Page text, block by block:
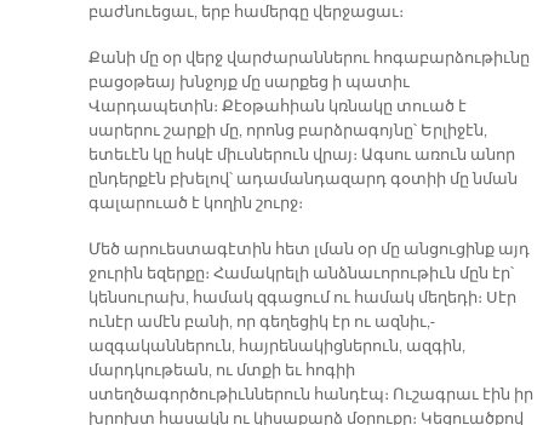
բաժնուեցաւ, երբ համերգը վերջացաւ։
Քանի մը օր վերջ վարժարաններու հոգաբարձութիւնը
բացօթեայ խնջոյք մը սարքեց ի պատիւ
Վարդապետին։ Քէօթահիան կռնակը տուած է
սարերու շարքի մը, որոնց բարձրագոյնը՝ Երլիջէն,
ետեւէն կը հսկէ միւսներուն վրայ։ Ագսու առուն անոր
ընդերքէն բխելով՝ ադամանդազարդ գօտիի մը նման
գալարուած է կողին շուրջ։
Մեծ արուեստագէտին հետ լման օր մը անցուցինք այդ
ջուրին եզերքը։ Համակրելի անձնաւորութիւն մըն էր՝
կենսուրախ, համակ զգացում ու համակ մեղեդի։ Սէր
ունէր ամէն բանի, որ գեղեցիկ էր ու ազնիւ,-
ազգականներուն, հայրենակիցներուն, ազգին,
մարդկութեան, ու մտքի եւ հոգիի
ստեղծագործութիւններուն հանդէպ։ Ուշագրաւ էին իր
խրոխտ հասակն ու կիսաքարձ մօրուքը։ Կեցուածքով